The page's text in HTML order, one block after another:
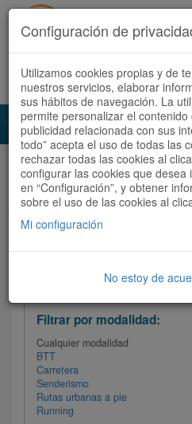
Acceder Registrate ahora
Audioruta Todas las rutas
Todas las rutas
Filtrar las rutas
Filtrar por modalidad:
Cualquier modalidad
BTT
Carretera
Senderismo
Rutas urbanas a pie
Running
Configuración de
Utilizamos cookies propias y de
nuestros servicios, elaborar
sus hábitos de navegación. La
permite personalizar el
publicidad relacionada con sus
todo” acepta el uso de todas las
rechazar todas las cookies al
configurar las cookies que
en “Configuración”, y obtener
sobre el uso de las cookies al
Mi configuración
No estoy de